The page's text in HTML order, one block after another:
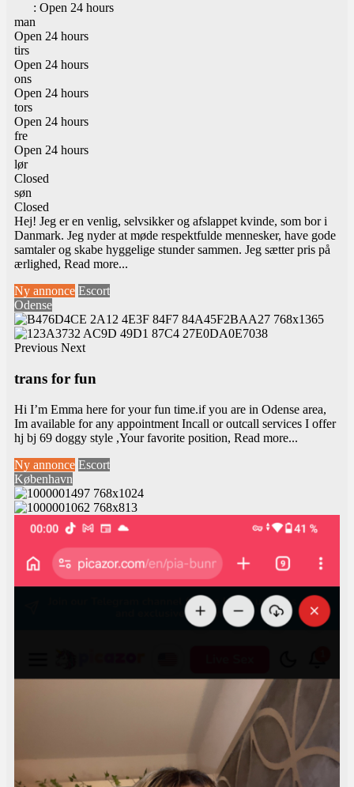
: Open 24 hours
man
Open 24 hours
tirs
Open 24 hours
ons
Open 24 hours
tors
Open 24 hours
fre
Open 24 hours
lør
Closed
søn
Closed
Hej! Jeg er en venlig, selvsikker og afslappet kvinde, som bor i
Danmark. Jeg nyder at møde respektfulde mennesker, have gode
samtaler og skabe hyggelige stunder sammen. Jeg sætter pris på
ærlighed, Read more...
Ny annonce Escort
Odense
Previous Next
trans for fun
Hi I’m Emma here for your fun time.if you are in Odense area,
Im available for any appointment Incall or outcall services I offer
hj bj 69 doggy style ,Your favorite position, Read more...
Ny annonce Escort
København